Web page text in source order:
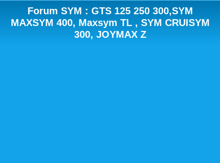
Forum SYM : GTS 125 250 300,SYM
MAXSYM 400, Maxsym TL , SYM CRUISYM
300, JOYMAX Z